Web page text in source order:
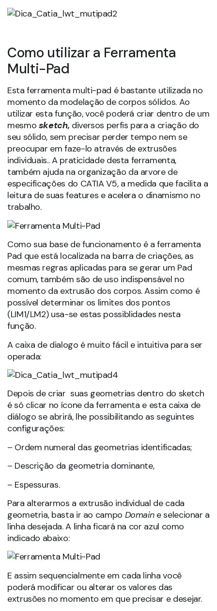
Como utilizar a Ferramenta
Multi-Pad
Esta ferramenta multi-pad é bastante utilizada no
momento da modelação de corpos sólidos. Ao
utilizar esta função, você poderá criar dentro de um
mesmo sketch, diversos perfis para a criação do
seu sólido, sem precisar perder tempo nem se
preocupar em faze-lo através de extrusões
individuais.. A praticidade desta ferramenta,
também ajuda na organização da arvore de
especificações do CATIA V5, a medida que facilita a
leitura de suas features e acelera o dinamismo no
trabalho.
Como sua base de funcionamento é a ferramenta
Pad que está localizada na barra de criações, as
mesmas regras aplicadas para se gerar um Pad
comum, também são de uso indispensável no
momento da extrusão dos corpos. Assim como é
possível determinar os limites dos pontos
(LIM1/LM2) usa-se estas possiblidades nesta
função.
A caixa de dialogo é muito fácil e intuitiva para ser
operada:
Depois de criar suas geometrias dentro do sketch
é só clicar no ícone da ferramenta e esta caixa de
diálogo se abrirá, lhe possibilitando as seguintes
configurações:
– Ordem numeral das geometrias identificadas;
– Descrição da geometria dominante,
– Espessuras.
Para alterarmos a extrusão individual de cada
geometria, basta ir ao campo Domain e selecionar a
linha desejada. A linha ficará na cor azul como
indicado abaixo:
E assim sequencialmente em cada linha você
poderá modificar ou alterar os valores das
extrusões no momento em que precisar e desejar.